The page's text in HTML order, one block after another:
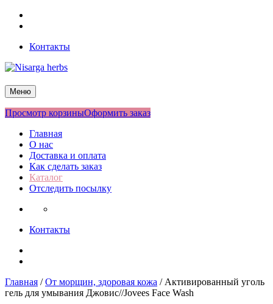
Перейти
Контакты
Nisarga herbs
Меню
Просмотр корзиныОформить заказ
Главная
О нас
Доставка и оплата
Как сделать заказ
Каталог
Отследить посылку
Контакты
Главная /От морщин, здоровая кожа / Активированный уголь
гель для умывания Джовис//Jovees Face Wash